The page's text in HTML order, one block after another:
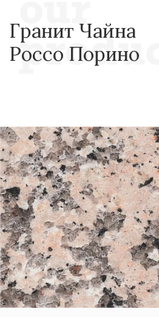
Гранит Чайна
Россо Порино